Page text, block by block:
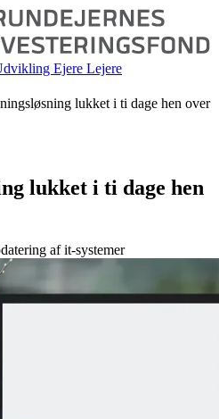
Ejere Lejere
lukket i ti dage hen over
lukket i ti dage hen
af it-systemer